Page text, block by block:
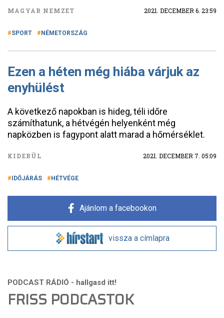
MAGYAR NEMZET 2021. DECEMBER 6. 23:59
SPORT NÉMETORSZÁG
Ezen a héten még hiába várjuk az
enyhülést
A következő napokban is hideg, téli időre
számíthatunk, a hétvégén helyenként még
napközben is fagypont alatt marad a hőmérséklet.
KIDERÜL 2021. DECEMBER 7. 05:09
IDŐJÁRÁS HÉTVÉGE
Ajánlom a facebookon
vissza a címlapra
FRISS PODCASTOK